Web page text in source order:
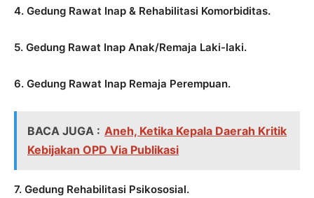
4. Gedung Rawat Inap & Rehabilitasi Komorbiditas.
5. Gedung Rawat Inap Anak/Remaja Laki-laki.
6. Gedung Rawat Inap Remaja Perempuan.
BACA JUGA : Aneh, Ketika Kepala Daerah Kritik
Kebijakan OPD Via Publikasi
7. Gedung Rehabilitasi Psikososial.